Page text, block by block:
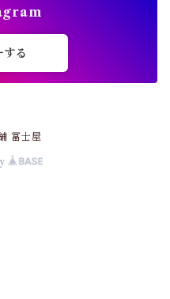
する
冨士屋